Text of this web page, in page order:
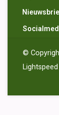
©
Lightspeed